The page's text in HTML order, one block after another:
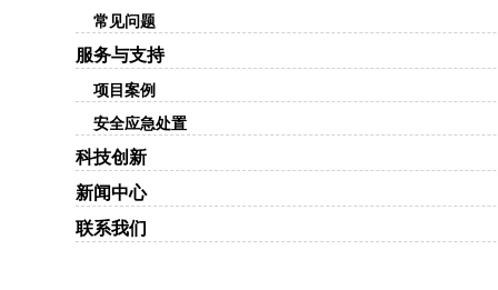
常见问题
服务与支持
项目案例
安全应急处置
科技创新
新闻中心
联系我们